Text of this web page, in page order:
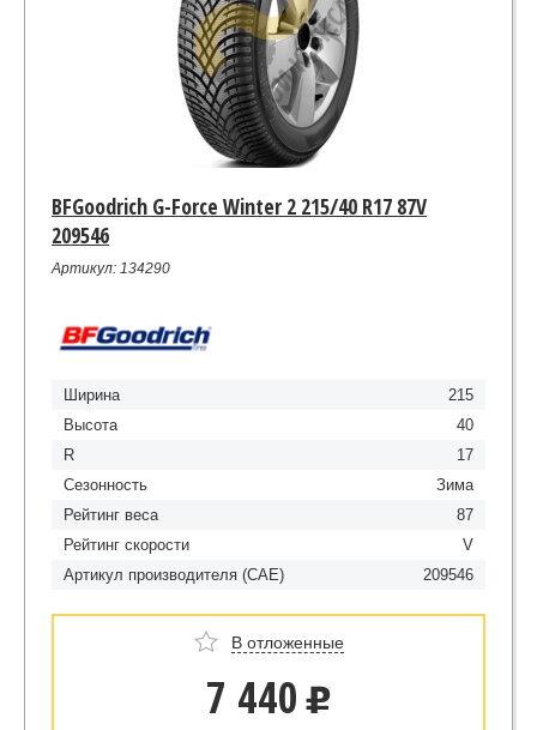
BFGoodrich G-Force Winter 2 215/40 R17 87V
209546
Артикул: 134290
Ширина
215
Высота
40
R
17
Сезонность
Зима
Рейтинг веса
87
Рейтинг скорости
V
Артикул производителя (CAE)
209546
В отложенные
7 440 u